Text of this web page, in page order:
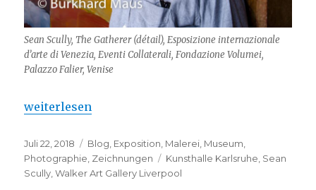
Sean Scully, The Gatherer (détail), Esposizione internazionale
d’arte di Venezia, Eventi Collaterali, Fondazione Volumei,
Palazzo Falier, Venise
„Sean Scully …. Karlsruhe – Liverpool“
weiterlesen
Veröffentlicht
am
Juli 22, 2018 Kategorien
Blog Exposition Malerei Museum
Photographie Zeichnungen Schlagwörter
Kunsthalle Karlsruhe Sean
Scully ,Walker Art Gallery Liverpool